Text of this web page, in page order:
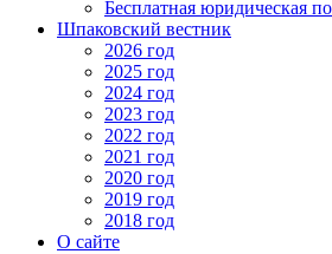
Бесплатная юридическая
Шпаковский вестник
2026 год
2025 год
2024 год
2023 год
2022 год
2021 год
2020 год
2019 год
2018 год
О сайте